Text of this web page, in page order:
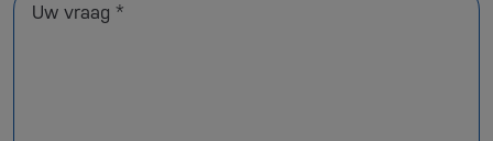
Uw vraag *